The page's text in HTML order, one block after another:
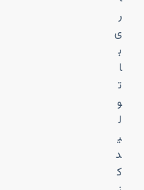
ر
ی
ب
ا
ت
و
ل
ی
د
ک